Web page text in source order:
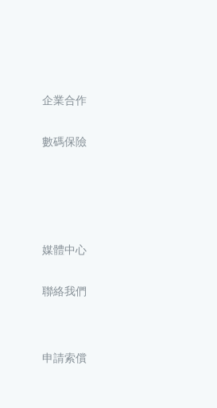
企業合作
數碼保險
媒體中心
聯絡我們
申請索償